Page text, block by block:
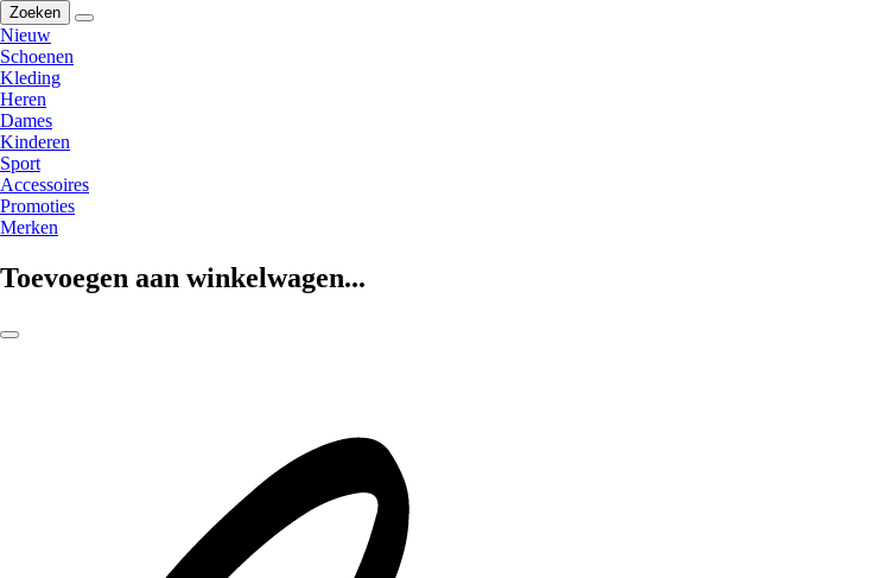
Zoeken
Nieuw
Schoenen
Kleding
Heren
Dames
Kinderen
Sport
Accessoires
Promoties
Merken
Toevoegen aan winkelwagen...